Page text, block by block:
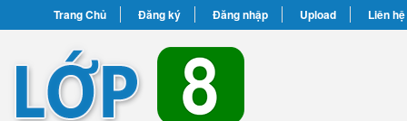
Trang Chủ Đăng ký Đăng nhập Upload Liên hệ